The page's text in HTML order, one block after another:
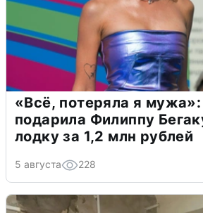
«Всё, потеряла я
подарила Филиппу
лодку за 1,2 млн рублей
5 августа 228